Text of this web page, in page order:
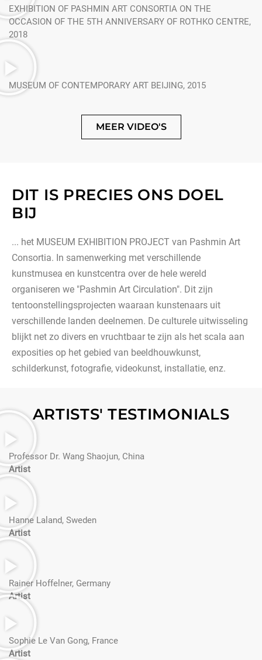
EXHIBITION OF PASHMIN ART CONSORTIA ON THE
OCCASION OF THE 5TH ANNIVERSARY OF ROTHKO CENTRE,
2018
MUSEUM OF CONTEMPORARY ART BEIJING, 2015
MEER VIDEO'S
DIT IS PRECIES ONS DOEL
BIJ
... het MUSEUM EXHIBITION PROJECT van Pashmin Art
Consortia. In samenwerking met verschillende
kunstmusea en kunstcentra over de hele wereld
organiseren we "Pashmin Art Circulation". Dit zijn
tentoonstellingsprojecten waaraan kunstenaars uit
verschillende landen deelnemen. De culturele uitwisseling
blijkt net zo divers en vruchtbaar te zijn als het scala aan
exposities op het gebied van beeldhouwkunst,
schilderkunst, fotografie, videokunst, installatie, enz.
ARTISTS' TESTIMONIALS
Professor Dr. Wang Shaojun, China
Artist
Hanne Laland, Sweden
Artist
Rainer Hoffelner, Germany
Artist
Sophie Le Van Gong, France
Artist